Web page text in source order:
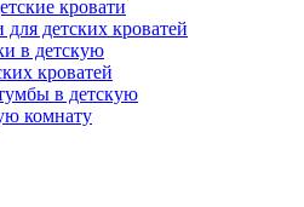
кровати
детских кроватей
в детскую
кроватей
в детскую
комнату